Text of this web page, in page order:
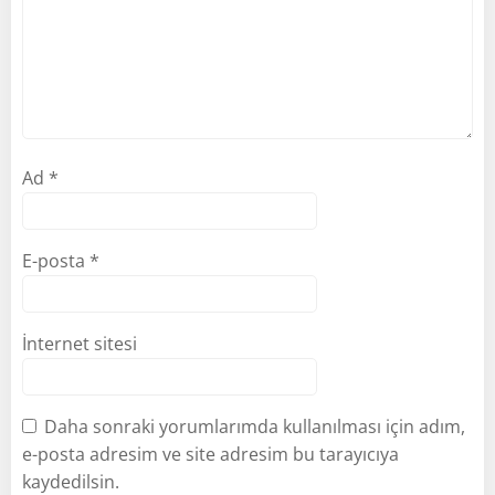
Ad *
E-posta *
İnternet sitesi
Daha sonraki yorumlarımda kullanılması için adım,
e-posta adresim ve site adresim bu tarayıcıya
kaydedilsin.